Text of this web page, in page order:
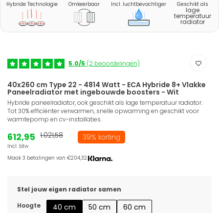
Hybride Technologie Omkeerbaar Incl. luchtbevochtiger Geschikt als
lage
temperatuur
radiator
5.0/5 (2 beoordelingen)
40x260 cm Type 22 - 4814 Watt - ECA Hybride 8+ Vlakke
Paneelradiator met ingebouwde boosters - Wit
Hybride paneelradiator, ook geschikt als lage temperatuur radiator.
Tot 30% efficiënter verwarmen, snelle opwarming en geschikt voor
warmtepomp en cv-installaties.
612,95
Incl. btw
1.021,58 39% korting
Maak 3 betalingen van €204,32.
Stel jouw eigen radiator samen
Hoogte
40 cm 50 cm 60 cm